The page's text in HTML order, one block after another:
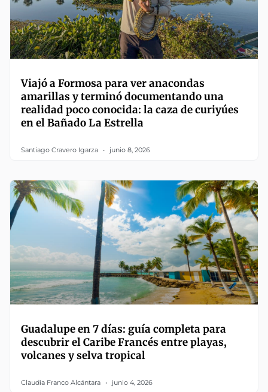
Viajó a Formosa para ver anacondas
amarillas y terminó documentando una
realidad poco conocida: la caza de curiyúes
en el Bañado La Estrella
Santiago Cravero Igarza junio 8, 2026
Guadalupe en 7 días: guía completa para
descubrir el Caribe Francés entre playas,
volcanes y selva tropical
Claudia Franco Alcántara junio 4, 2026